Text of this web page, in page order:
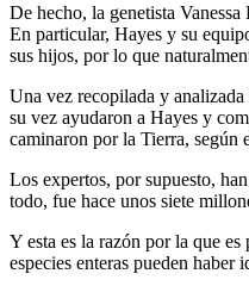
De hecho, la genetista
En particular, Hayes y su
sus hijos, por lo que
Una vez recopilada y
su vez ayudaron a Hayes y
caminaron por la Tierra, según
Los expertos, por supuesto,
todo, fue hace unos siete
Y esta es la razón por la que
especies enteras pueden